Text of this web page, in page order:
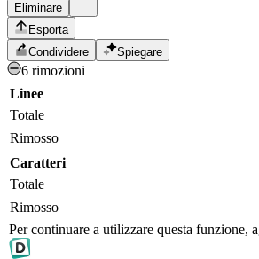
Eliminare
Esporta
Condividere
Spiegare
6 rimozioni
Linee
Totale
Rimosso
Caratteri
Totale
Rimosso
Per continuare a utilizzare questa funzione,